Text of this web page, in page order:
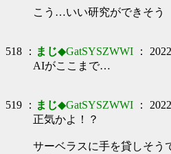
こう…いい研究ができそう
518 ： まじ◆GatSYSZWWI ：
AIがここまで…
519 ： まじ◆GatSYSZWWI ：
正気かよ！？
サーベラスに手を貸しそう